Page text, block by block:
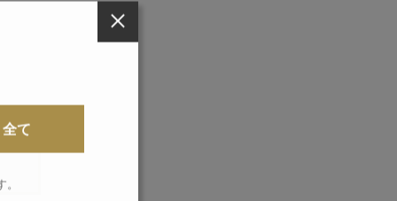
全て